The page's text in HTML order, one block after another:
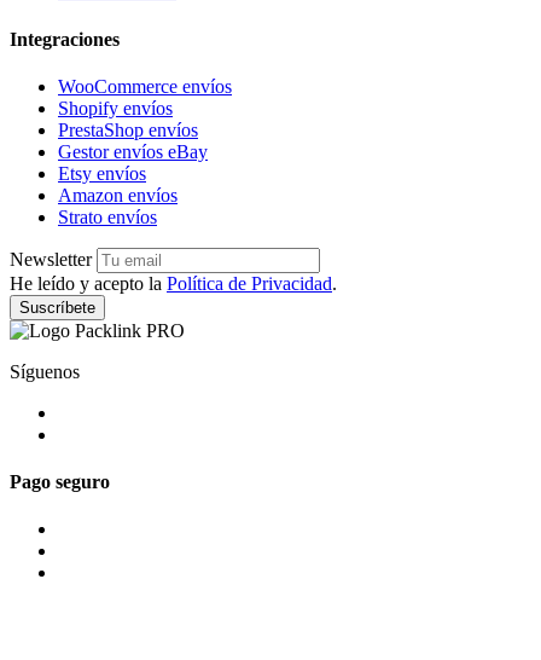
Integraciones
WooCommerce envíos
Shopify envíos
PrestaShop envíos
Gestor envíos eBay
Etsy envíos
Amazon envíos
Strato envíos
Newsletter
He leído y acepto la Política de Privacidad.
Suscríbete
Síguenos
Pago seguro